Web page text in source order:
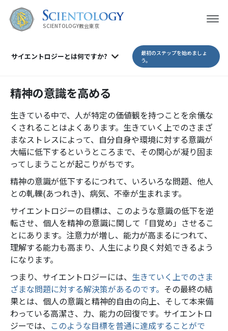
SCIENTOLOGY教会東京
サイエントロジーとは何ですか?
最初のステップを始めましょ
う。
精神の意識を高める
生きている中で、人が特定の価値観を持つことを余儀な
くされることはよくあります。生きていく上でのさまざ
まなストレスによって、自分自身や環境に対する意識が
大幅に低下するというところまで、その関心が凝り固ま
ってしまうことが起こりがちです。
精神の意識が低下するにつれて、いろいろな問題、他人
との軋轢(あつれき)、病気、不幸が生まれます。
サイエントロジーの目標は、このような意識の低下を逆
転させ、個人を精神の意識に関して「目覚め」させるこ
とにあります。注意力が増し、能力が高まるにつれて、
理解する能力も高まり、人生により良く対処できるよう
になります。
つまり、サイエントロジーには、 生きていく上でのさま
ざまな問題に対する解決策があるのです。 その最終の結
果とは、個人の意識と精神的自由の向上、そして本来備
わっている高潔さ、力、能力の回復です。サイエントロ
ジーでは、 このような目標を普通に達成することがで